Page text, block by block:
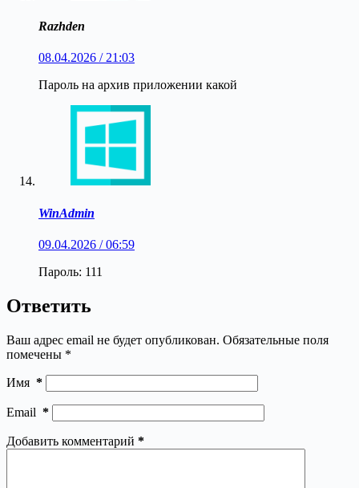
Razhden
08.04.2026 / 21:03
Пароль на архив приложении какой
WinAdmin
09.04.2026 / 06:59
Пароль: 111
Ответить
Ваш адрес email не будет опубликован. Обязательные поля
помечены *
Имя *
Email *
Добавить комментарий *